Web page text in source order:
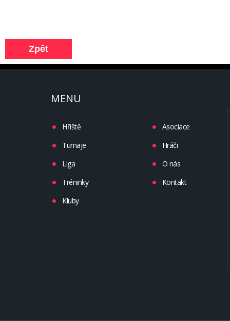
MENU
Hřiště
Turnaje
Liga
Tréninky
Kluby
Asociace
Hráči
O nás
Kontakt